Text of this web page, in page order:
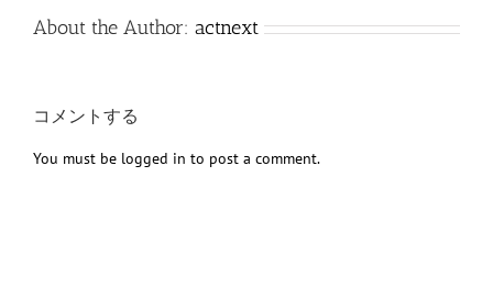
About the Author: actnext
コメントする
You must be logged in to post a comment.